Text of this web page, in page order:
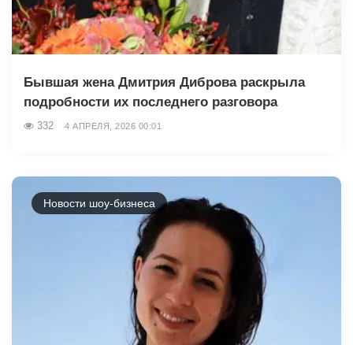
Бывшая жена Дмитрия Диброва раскрыла
подробности их последнего разговора
332 4 АПРЕЛЯ, 2026 00:01
Новости шоу-бизнеса